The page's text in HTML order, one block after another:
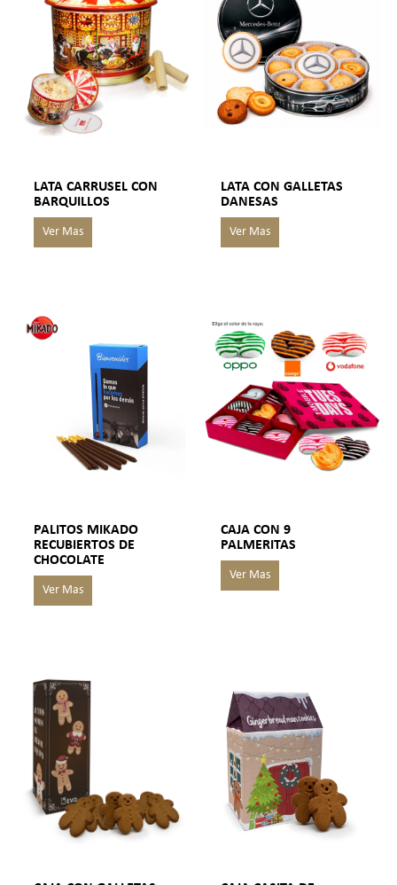
LATA CARRUSEL CON
BARQUILLOS
LATA CON GALLETAS
DANESAS
PALITOS MIKADO
RECUBIERTOS DE
CHOCOLATE
CAJA CON 9
PALMERITAS